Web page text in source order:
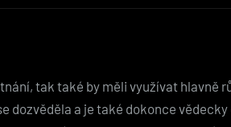
tak také by měli využívat hlavně
dozvěděla a je také dokonce